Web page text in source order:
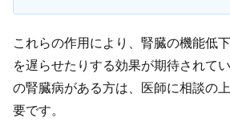
これらの作用により、腎臓の機能低
を遅らせたりする効果が期待されて
の腎臓病がある方は、医師に相談の
要です。